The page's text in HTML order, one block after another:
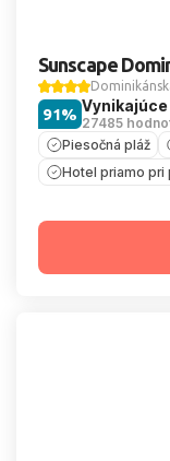
Sunscape
Vynikajúce
27485
91%
Piesočná pláž
Hotel priamo pri